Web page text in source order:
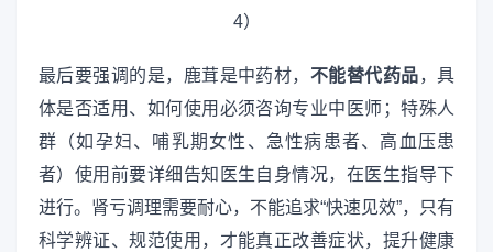
最后要强调的是，鹿茸是中药材， 不能替代药品，具
体是否适用、如何使用必须咨询专业中医师；特殊人
群（如孕妇、哺乳期女性、急性病患者、高血压患
者）使用前要详细告知医生自身情况，在医生指导下
进行。肾亏调理需要耐心，不能追求“快速见效”，只有
科学辨证、规范使用，才能真正改善症状，提升健康